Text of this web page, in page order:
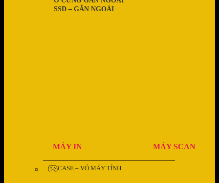
SSD – GẮN NGOÀI
MÁY IN MÁY SCAN
CASE – VỎ MÁY TÍNH